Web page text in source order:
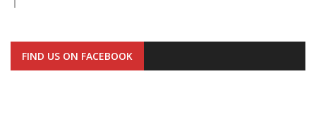
FIND US ON FACEBOOK